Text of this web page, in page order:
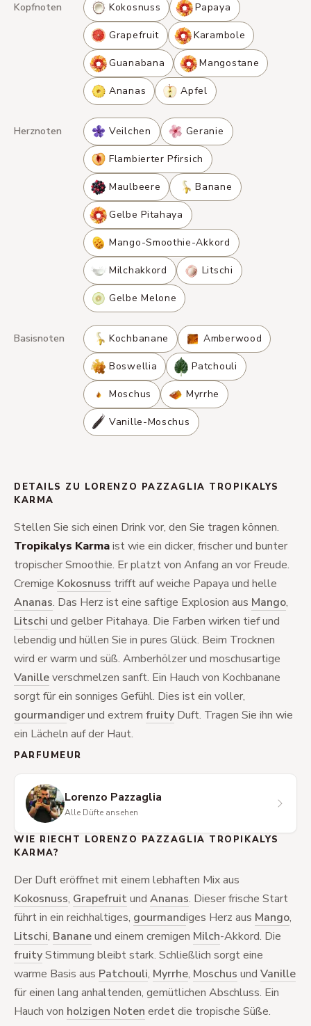
Kopfnoten Kokosnuss Papaya
Grapefruit Karambole
Guanabana Mangostane
Ananas Apfel
Herznoten Veilchen Geranie
Flambierter Pfirsich
Maulbeere Banane
Gelbe Pitahaya
Mango-Smoothie-Akkord
Milchakkord Litschi
Gelbe Melone
Basisnoten Kochbanane Amberwood
Boswellia Patchouli
Moschus Myrrhe
Vanille-Moschus
DETAILS ZU LORENZO PAZZAGLIA TROPIKALYS
KARMA
Stellen Sie sich einen Drink vor, den Sie tragen können.
Tropikalys Karmaist wie ein dicker, frischer und bunter
tropischer Smoothie. Er platzt von Anfang an vor Freude.
Cremige Kokosnuss trifft auf weiche Papaya und helle
Ananas. Das Herz ist eine saftige Explosion aus Mango,
Litschi und gelber Pitahaya. Die Farben wirken tief und
lebendig und hüllen Sie in pures Glück. Beim Trocknen
wird er warm und süß. Amberhölzer und moschusartige
Vanilleverschmelzen sanft. Ein Hauch von Kochbanane
sorgt für ein sonniges Gefühl. Dies ist ein voller,
gourmandiger und extrem fruity Duft. Tragen Sie ihn wie
ein Lächeln auf der Haut.
PARFUMEUR
Lorenzo Pazzaglia
Alle Düfte ansehen
WIE RIECHT LORENZO PAZZAGLIA TROPIKALYS
KARMA?
Der Duft eröffnet mit einem lebhaften Mix aus
Kokosnuss, Grapefruitund Ananas. Dieser frische Start
führt in ein reichhaltiges, gourmandiges Herz aus Mango,
Litschi, Bananeund einem cremigen Milch-Akkord. Die
fruityStimmung bleibt stark. Schließlich sorgt eine
warme Basis aus Patchouli, Myrrhe, Moschus und Vanille
für einen lang anhaltenden, gemütlichen Abschluss. Ein
Hauch von holzigen Noten erdet die tropische Süße.